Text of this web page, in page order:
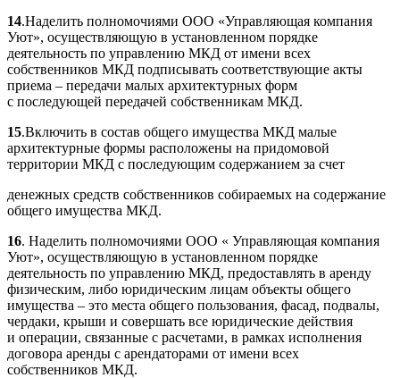
14.Наделить полномочиями ООО «Управляющая компания
Уют», осуществляющую в установленном порядке
деятельность по управлению МКД от имени всех
собственников МКД подписывать соответствующие акты
приема – передачи малых архитектурных форм
с последующей передачей собственникам МКД.
15.Включить в состав общего имущества МКД малые
архитектурные формы расположены на придомовой
территории МКД с последующим содержанием за счет
денежных средств собственников собираемых на содержание
общего имущества МКД.
16. Наделить полномочиями ООО « Управляющая компания
Уют», осуществляющую в установленном порядке
деятельность по управлению МКД, предоставлять в аренду
физическим, либо юридическим лицам объекты общего
имущества – это места общего пользования, фасад, подвалы,
чердаки, крыши и совершать все юридические действия
и операции, связанные с расчетами, в рамках исполнения
договора аренды с арендаторами от имени всех
собственников МКД.